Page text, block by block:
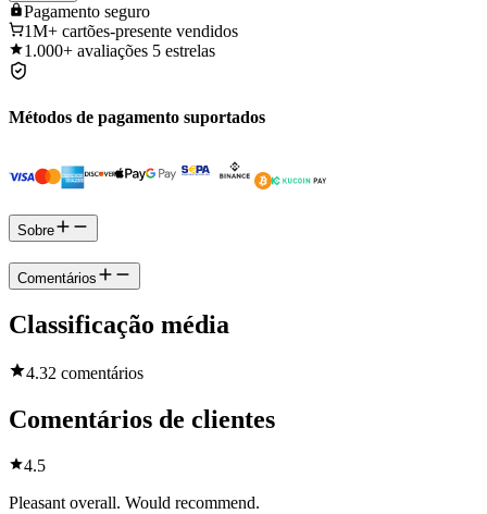
Pagamento seguro
1M+ cartões-presente vendidos
1.000+ avaliações 5 estrelas
Métodos de pagamento suportados
Sobre
Comentários
Classificação média
4.32 comentários
Comentários de clientes
4.5
Pleasant overall. Would recommend.